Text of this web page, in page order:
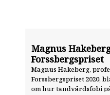
Magnus
Forssbergspriset
Magnus Hakeberg,
Forssbergspriset 2020,
om hur tandvårdsfobi